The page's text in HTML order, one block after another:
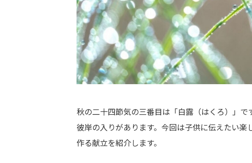
秋の二十四節気の三番目は「白露（はくろ）」で
彼岸の入りがあります。今回は子供に伝えたい
作る献立を紹介します。